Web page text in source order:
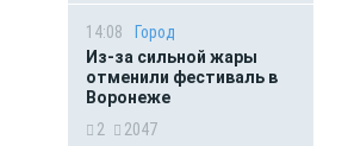
14:08
Город
Из-за сильной жары
отменили фестиваль в
Воронеже
2
2047